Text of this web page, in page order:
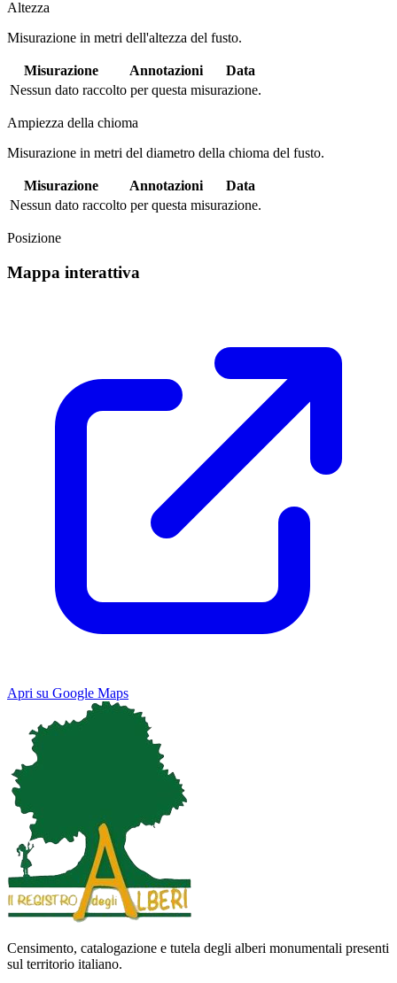
Altezza
Misurazione in metri dell'altezza del fusto.
Misurazione Annotazioni
Data
Nessun dato raccolto per questa misurazione.
Ampiezza della chioma
Misurazione in metri del diametro della chioma del fusto.
Misurazione Annotazioni
Data
Nessun dato raccolto per questa misurazione.
Posizione
Mappa interattiva
Apri su Google Maps
Map Satellite
Keyboard shortcuts
Censimento, catalogazione e tutela degli alberi monumentali presenti
sul territorio italiano.